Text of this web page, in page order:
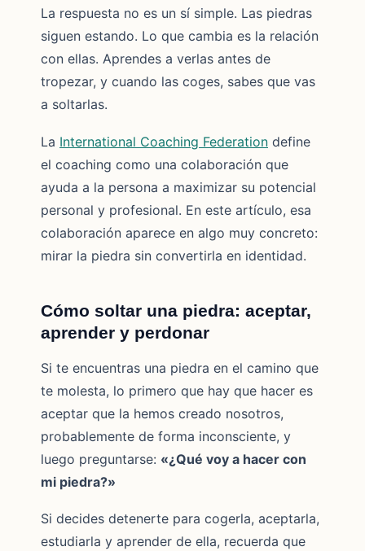
La respuesta no es un sí simple. Las piedras
siguen estando. Lo que cambia es la relación
con ellas. Aprendes a verlas antes de
tropezar, y cuando las coges, sabes que vas
a soltarlas.
La International Coaching Federation define
el coaching como una colaboración que
ayuda a la persona a maximizar su potencial
personal y profesional. En este artículo, esa
colaboración aparece en algo muy concreto:
mirar la piedra sin convertirla en identidad.
Cómo soltar una piedra: aceptar,
aprender y perdonar
Si te encuentras una piedra en el camino que
te molesta, lo primero que hay que hacer es
aceptar que la hemos creado nosotros,
probablemente de forma inconsciente, y
luego preguntarse: «¿Qué voy a hacer con
mi piedra?»
Si decides detenerte para cogerla, aceptarla,
estudiarla y aprender de ella, recuerda que